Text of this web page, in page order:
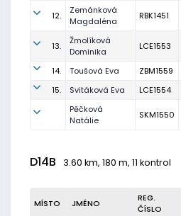
12.
Zemánková
Magdaléna
RBK1451
13.
Žmolíková
Dominika
LCE1553
14. Toušová Eva ZBM1559
15.
Svitáková Eva LCE1554
Pěčková
Natálie
SKM1550
D14B 3.60 km, 180 m, 11 kontrol
MÍSTO JMÉNO
REG.
ČÍSLO